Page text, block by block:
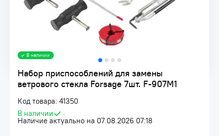
Набор приспособлений для замены
ветрового стекла Forsage 7шт. F-907M1
Код товара: 41350
В наличии
•
Наличие актуально на 07.08.2026 07:18
В наличии